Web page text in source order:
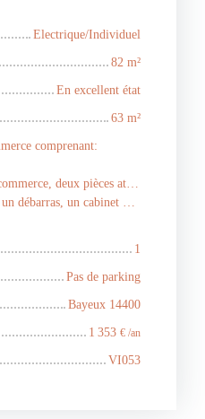
Electrique/Individuel
82 m²
En excellent état
63 m²
comprenant:
attenantes et communicantes;
avec water-closets, une chambre.
1
Pas de parking
Bayeux 14400
1 353 € /an
VI053